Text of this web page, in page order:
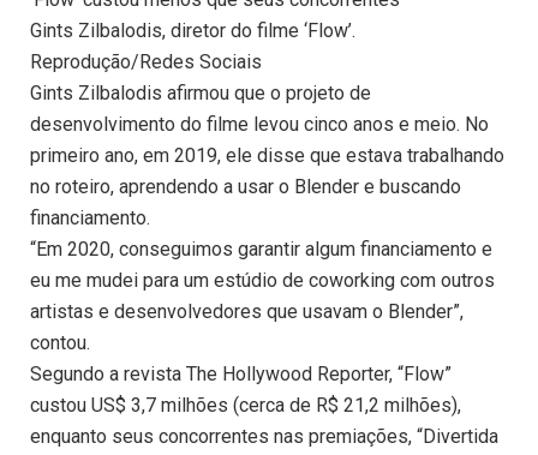
Gints Zilbalodis, diretor do filme ‘Flow’.
Reprodução/Redes Sociais
Gints Zilbalodis afirmou que o projeto de
desenvolvimento do filme levou cinco anos e meio. No
primeiro ano, em 2019, ele disse que estava trabalhando
no roteiro, aprendendo a usar o Blender e buscando
financiamento.
“Em 2020, conseguimos garantir algum financiamento e
eu me mudei para um estúdio de coworking com outros
artistas e desenvolvedores que usavam o Blender”,
contou.
Segundo a revista The Hollywood Reporter, “Flow”
custou US$ 3,7 milhões (cerca de R$ 21,2 milhões),
enquanto seus concorrentes nas premiações, “Divertida